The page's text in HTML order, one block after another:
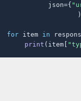
    json={
)
for item in
print (item[